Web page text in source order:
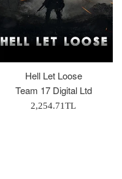
Hell Let Loose
Team 17 Digital Ltd
Normal
2,254.71TL